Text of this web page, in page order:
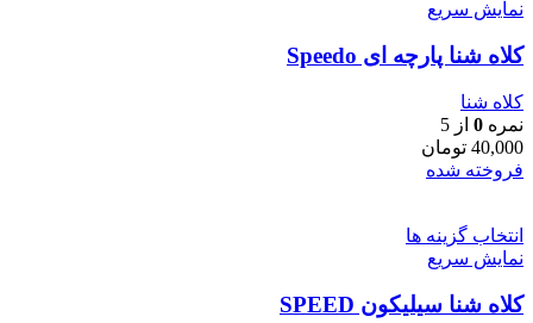
نمایش سریع
کلاه شنا پارچه ای Speedo
کلاه شنا
نمره 0 از 5
40,000 تومان
فروخته شده
انتخاب گزینه ها
نمایش سریع
کلاه شنا سیلیکون SPEED